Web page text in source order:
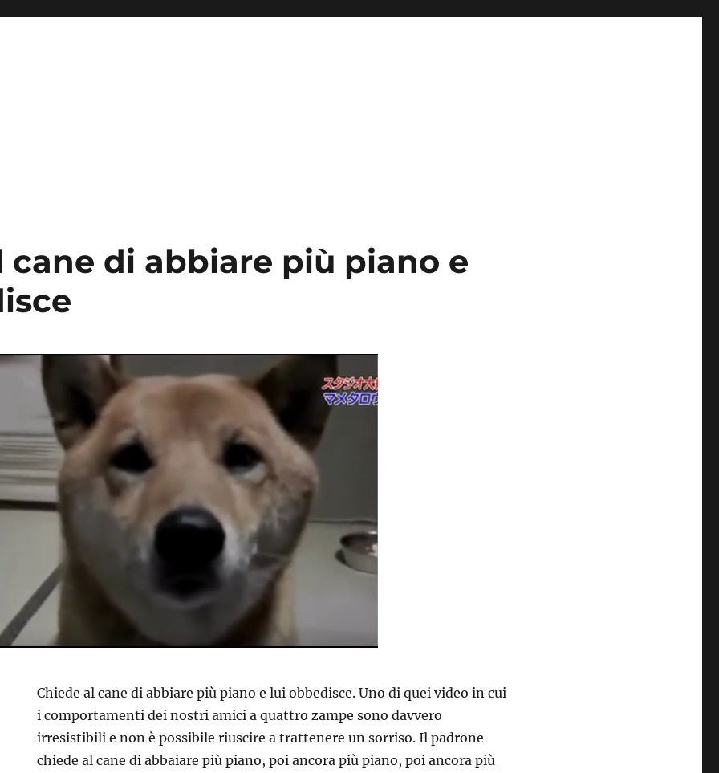
cane di abbiare più piano e
Chiede al cane di abbiare più piano e lui obbedisce. Uno di quei video in cui
i comportamenti dei nostri amici a quattro zampe sono davvero
irresistibili e non è possibile riuscire a trattenere un sorriso. Il padrone
chiede al cane di abbaiare più piano, poi ancora più piano, poi ancora più